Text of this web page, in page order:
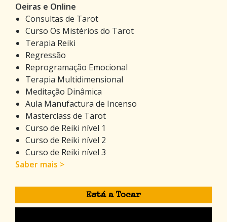
Oeiras e Online
Consultas de Tarot
Curso Os Mistérios do Tarot
Terapia Reiki
Regressão
Reprogramação Emocional
Terapia Multidimensional
Meditação Dinâmica
Aula Manufactura de Incenso
Masterclass de Tarot
Curso de Reiki nível 1
Curso de Reiki nível 2
Curso de Reiki nível 3
Saber mais >
Está a Tocar